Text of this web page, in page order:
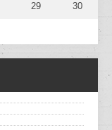
29 30